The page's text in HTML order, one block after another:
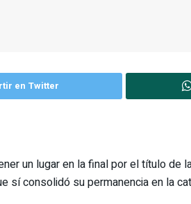
en Twitter
un lugar en la final por el título de
consolidó su permanencia en la